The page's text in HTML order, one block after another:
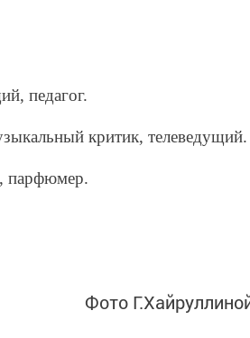
педагог.
критик, телеведущий.
парфюмер.
Фото